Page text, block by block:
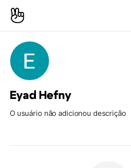
Eyad Hefny
O usuário não adicionou descrição